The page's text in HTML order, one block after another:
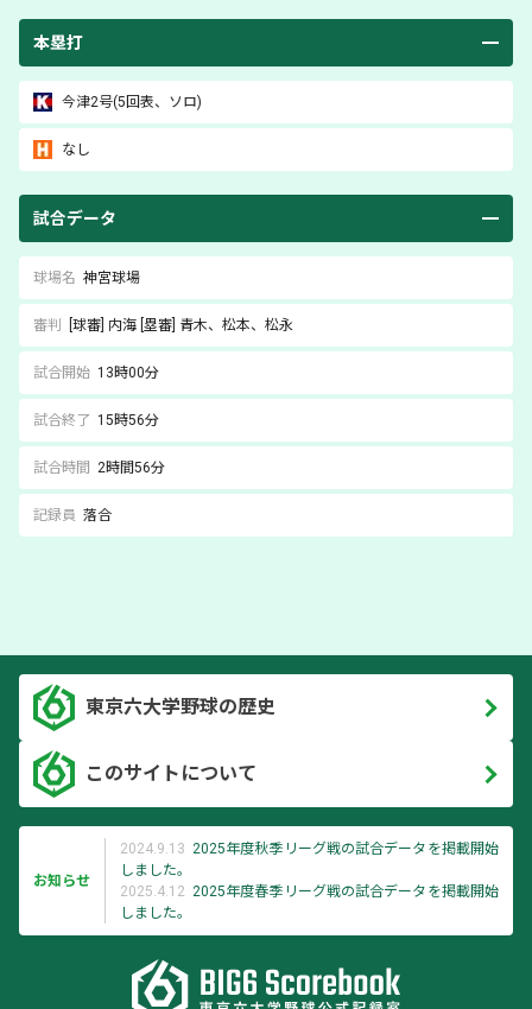
本塁打
今津2号(5回表、ソロ)
なし
試合データ
球場名 神宮球場
審判 [球審] 内海 [塁審] 青木、松本、松永
試合開始 13時00分
試合終了 15時56分
試合時間 2時間56分
記録員 落合
東京六大学野球の歴史
このサイトについて
お知らせ
2024.9.13 2025年度秋季リーグ戦の試合データを掲載開始
しました。
2025.4.12 2025年度春季リーグ戦の試合データを掲載開始
しました。